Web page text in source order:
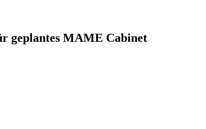
geplantes MAME Cabinet